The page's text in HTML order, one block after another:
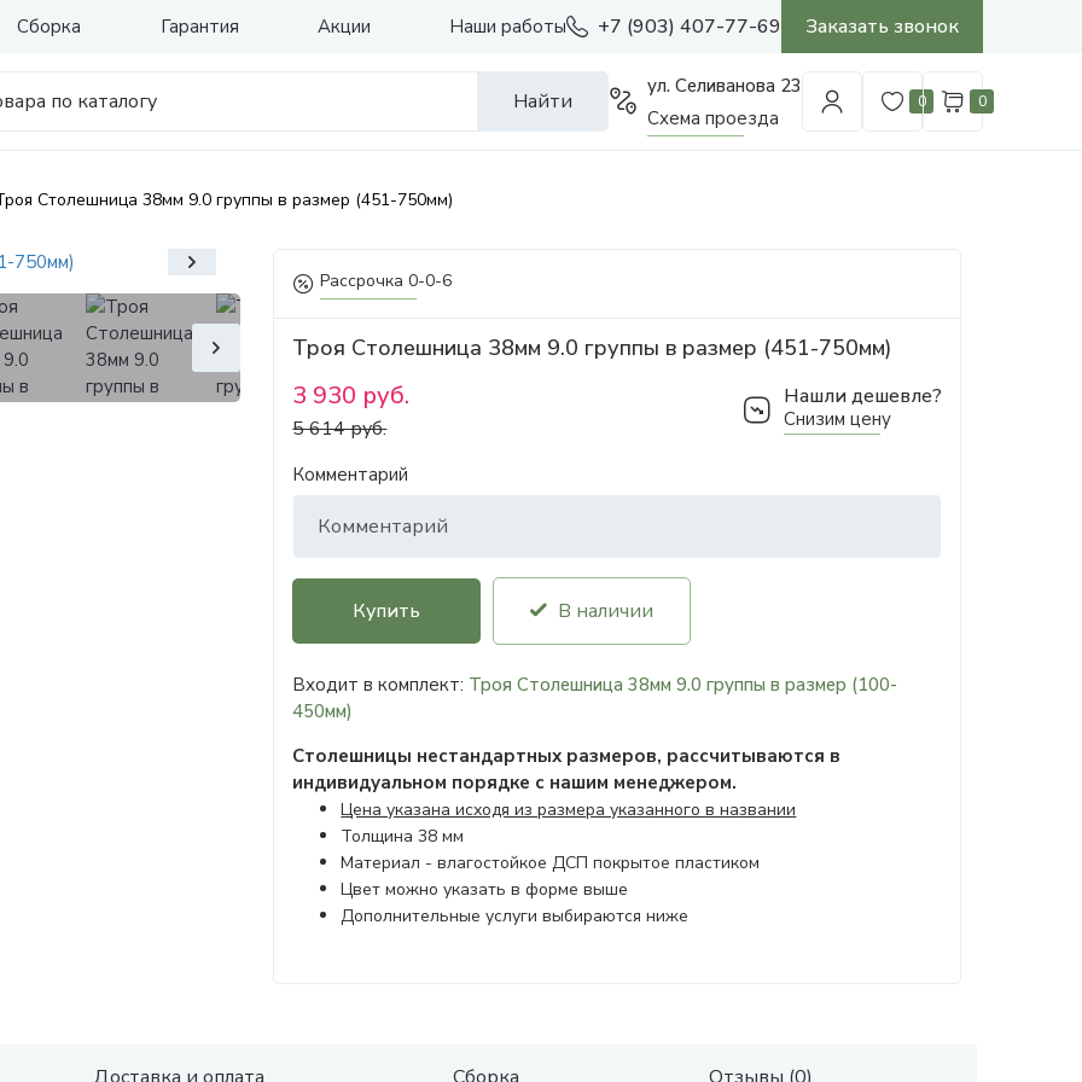
Сборка Гарантия Наши работы
Акции +7 (903) 407-77-69 Заказать звонок
Найти
ул. Селиванова 23
Схема проезда
0 0
Столешница 38мм 9.0 группы в размер (451-750мм)
Рассрочка 0-0-6
Троя Столешница 38мм 9.0 группы в размер (451-750мм)
3 930 руб.
5 614 руб.
Нашли дешевле?
Снизим цену
Комментарий
Купить В наличии
Входит в комплект: Троя Столешница 38мм 9.0 группы в размер (100-
450мм)
Столешницы нестандартных размеров, рассчитываются в
индивидуальном порядке с нашим менеджером.
Цена указана исходя из размера указанного в названии
Толщина 38 мм
Материал - влагостойкое ДСП покрытое пластиком
Цвет можно указать в форме выше
Дополнительные услуги выбираются ниже